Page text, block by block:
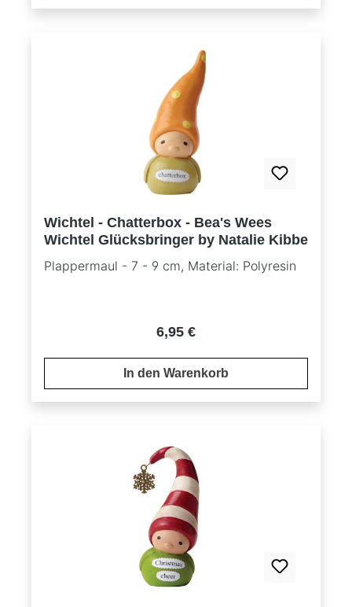
Wichtel - Chatterbox - Bea's Wees
Wichtel Glücksbringer by Natalie Kibbe
Plappermaul - 7 - 9 cm, Material: Polyresin
Regulärer Preis:
6,95 €
In den Warenkorb